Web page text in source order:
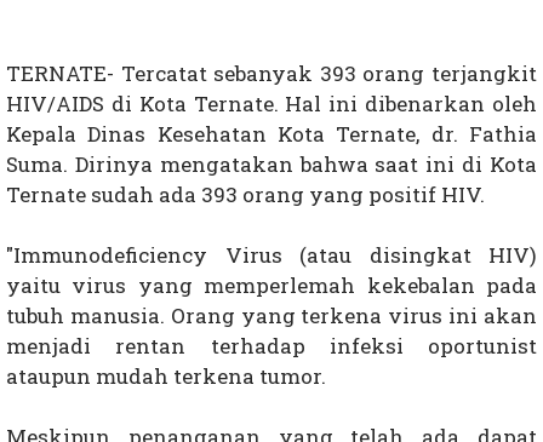
TERNATE- Tercatat sebanyak 393 orang terjangkit
HIV/AIDS di Kota Ternate. Hal ini dibenarkan oleh
Kepala Dinas Kesehatan Kota Ternate, dr. Fathia
Suma. Dirinya mengatakan bahwa saat ini di Kota
Ternate sudah ada 393 orang yang positif HIV.
"Immunodeficiency Virus (atau disingkat HIV)
yaitu virus yang memperlemah kekebalan pada
tubuh manusia. Orang yang terkena virus ini akan
menjadi rentan terhadap infeksi oportunist
ataupun mudah terkena tumor.